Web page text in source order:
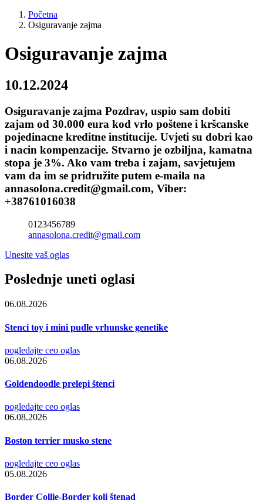
Početna
Osiguravanje zajma
Osiguravanje zajma
10.12.2024
Osiguravanje zajma Pozdrav, uspio sam dobiti
zajam od 30.000 eura kod vrlo poštene i kršcanske
pojedinacne kreditne institucije. Uvjeti su dobri kao
i nacin kompenzacije. Stvarno je ozbiljna, kamatna
stopa je 3%. Ako vam treba i zajam, savjetujem
vam da im se pridružite putem e-maila na
annasolona.credit@gmail.com, Viber:
+38761016038
0123456789
annasolona.credit@gmail.com
Unesite vaš oglas
Poslednje uneti oglasi
06.08.2026
Stenci toy i mini pudle vrhunske genetike
pogledajte ceo oglas
06.08.2026
Goldendoodle prelepi štenci
pogledajte ceo oglas
06.08.2026
Boston terrier musko stene
pogledajte ceo oglas
05.08.2026
Border Collie-Border koli štenad